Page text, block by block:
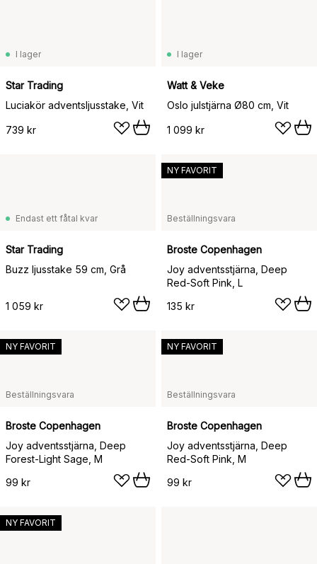
I lager
Star Trading
Luciakör adventsljusstake, Vit
739 kr
I lager
Watt & Veke
Oslo julstjärna Ø80 cm, Vit
1 099 kr
Endast ett fåtal kvar
Star Trading
Buzz ljusstake 59 cm, Grå
1 059 kr
Beställningsvara
Broste Copenhagen
Joy adventsstjärna, Deep
Red-Soft Pink, L
135 kr
NY FAVORIT
Beställningsvara
Broste Copenhagen
Joy adventsstjärna, Deep
Forest-Light Sage, M
99 kr
NY FAVORIT
Beställningsvara
Broste Copenhagen
Joy adventsstjärna, Deep
Red-Soft Pink, M
99 kr
NY FAVORIT
NY FAVORIT